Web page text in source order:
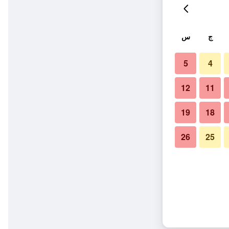
ج س
4
5
11
12
18
19
25
26